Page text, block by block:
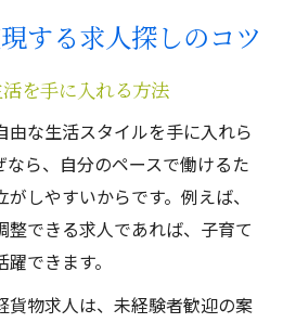
する求人探しのコツ
を手に入れる方法
由な生活スタイルを手に入れら
ら、自分のペースで働けるた
しやすいからです。例えば、
整できる求人であれば、子育て
できます。
貨物求人は、未経験者歓迎の案